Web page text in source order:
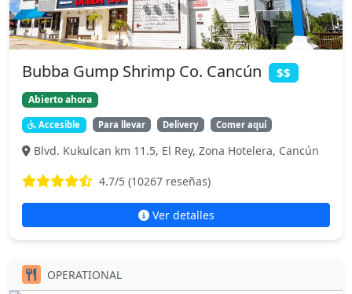
Bubba Gump Shrimp Co. Cancún $$
Abierto ahora
Accesible Para llevar Delivery Comer aquí
Blvd. Kukulcan km 11.5, El Rey, Zona Hotelera, Cancún
4.7/5 (10267 reseñas)
Ver detalles
OPERATIONAL